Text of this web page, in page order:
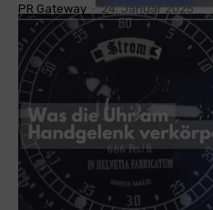
PR Gateway - 24. Januar 2025